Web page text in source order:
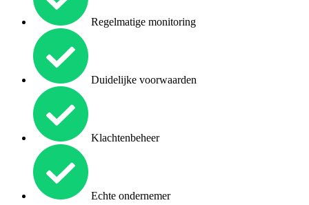
Regelmatige monitoring
Duidelijke voorwaarden
Klachtenbeheer
Echte ondernemer